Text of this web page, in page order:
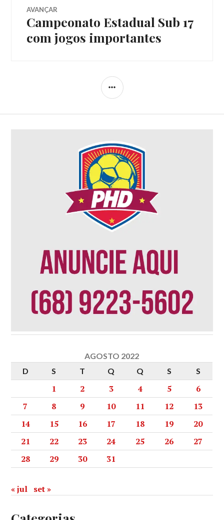
AVANÇAR
Campeonato Estadual Sub 17
com jogos importantes
AGOSTO 2022
D
S T Q Q S S
1 2 3 4 5
6
7
8 9 10 11 12
13
14
15 16 17 18 19
20
21
22 23 24 25 26
27
28
29 30 31
« jul set »